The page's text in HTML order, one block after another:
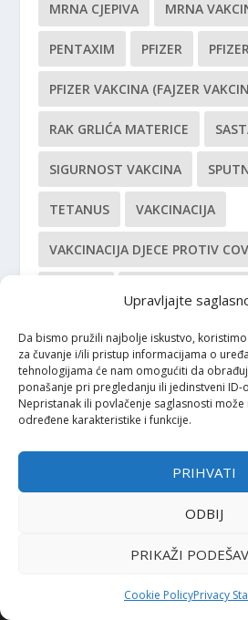
Upravljajte
Da bismo pružili najbolje iskustvo,
za čuvanje i/ili pristup informacijama o
tehnologijama će nam omogućiti da
ponašanje pri pregledanju ili jedinstveni ID-
Nepristanak ili povlačenje saglasnosti
određene karakteristike i funkcije.
PRIHVATI
ODBIJ
PRIKAŽI
Cookie PolicyPrivacy
MRNA CJEPIVA MRNA
PENTAXIM PFIZER
PFIZER VAKCINA (FAJZER
RAK GRLIĆA MATERICE
SIGURNOST VAKCINA
TETANUS VAKCINACIJA
VAKCINACIJA DJECE PROTIV
VAKCINE PROTIV COVID-19
bloger Društvo za promociju
*********ri.ba